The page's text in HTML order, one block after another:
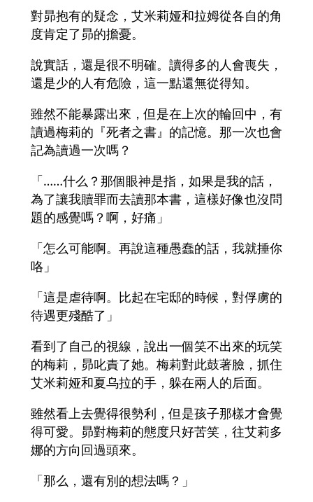
對昴抱有的疑念，艾米莉娅和拉姆從各自的角
度肯定了昴的擔憂。
說實話，還是很不明確。讀得多的人會喪失，
還是少的人有危險，這一點還無從得知。
雖然不能暴露出來，但是在上次的輪回中，有
讀過梅莉的『死者之書』的記憶。那一次也會
記為讀過一次嗎？
「……什么？那個眼神是指，如果是我的話，
為了讓我贖罪而去讀那本書，這樣好像也沒問
題的感覺嗎？啊，好痛」
「怎么可能啊。再說這種愚蠢的話，我就捶你
咯」
「這是虐待啊。比起在宅邸的時候，對俘虜的
待遇更殘酷了」
看到了自己的視線，說出一個笑不出來的玩笑
的梅莉，昴叱責了她。梅莉對此鼓著臉，抓住
艾米莉娅和夏乌拉的手，躲在兩人的后面。
雖然看上去覺得很勢利，但是孩子那樣才會覺
得可愛。昴對梅莉的態度只好苦笑，往艾莉多
娜的方向回過頭來。
「那么，還有別的想法嗎？」